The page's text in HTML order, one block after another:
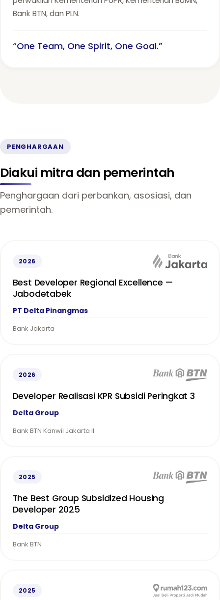
Bank BTN, dan PLN.
“One Team, One Spirit, One Goal.”
PENGHARGAAN
Diakui mitra dan pemerintah
Penghargaan dari perbankan, asosiasi, dan
pemerintah.
2026
Best Developer Regional Excellence —
Jabodetabek
PT Delta Pinangmas
Bank Jakarta
2026
Developer Realisasi KPR Subsidi Peringkat 3
Delta Group
Bank BTN Kanwil Jakarta II
2025
The Best Group Subsidized Housing
Developer 2025
Delta Group
Bank BTN
2025